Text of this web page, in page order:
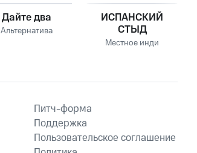
Дайте два
Альтернатива
ИСПАНСКИЙ
СТЫД
Местное инди
Питч-форма
Поддержка
Пользовательское соглашение